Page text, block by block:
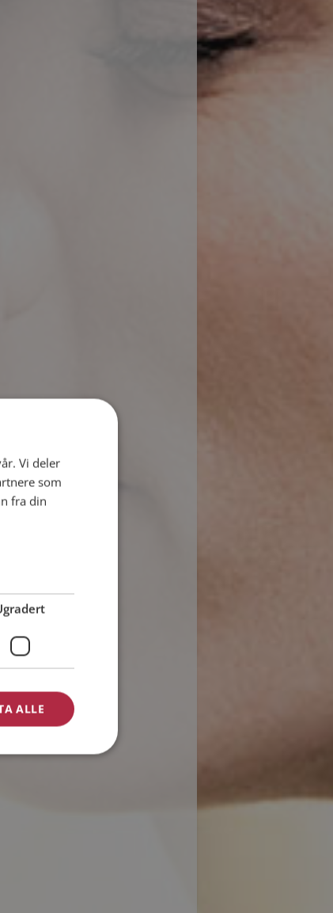
Vi deler
som
fra din
ALLE